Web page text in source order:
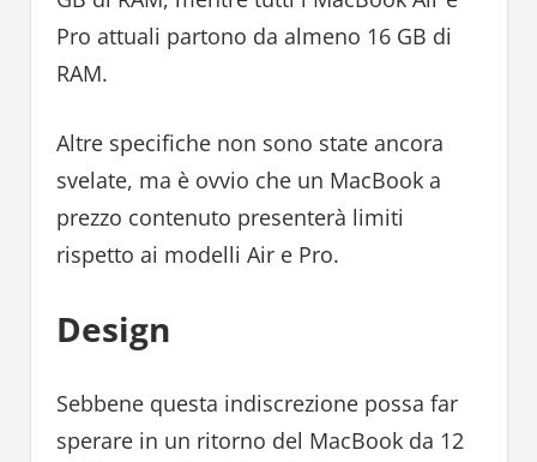
Pro attuali partono da almeno 16 GB di
RAM.
Altre specifiche non sono state ancora
svelate, ma è ovvio che un MacBook a
prezzo contenuto presenterà limiti
rispetto ai modelli Air e Pro.
Design
Sebbene questa indiscrezione possa far
sperare in un ritorno del MacBook da 12